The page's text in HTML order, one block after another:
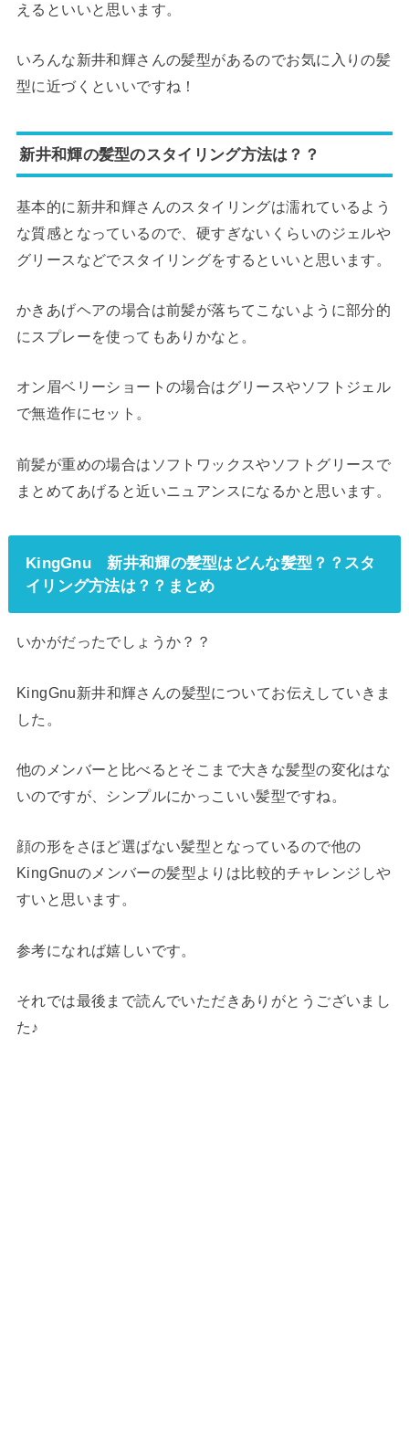
えるといいと思います。
いろんな新井和輝さんの髪型があるのでお気に入りの髪
型に近づくといいですね！
新井和輝の髪型のスタイリング方法は？？
基本的に新井和輝さんのスタイリングは濡れているよう
な質感となっているので、硬すぎないくらいのジェルや
グリースなどでスタイリングをするといいと思います。
かきあげヘアの場合は前髪が落ちてこないように部分的
にスプレーを使ってもありかなと。
オン眉ベリーショートの場合はグリースやソフトジェル
で無造作にセット。
前髪が重めの場合はソフトワックスやソフトグリースで
まとめてあげると近いニュアンスになるかと思います。
KingGnu 新井和輝の髪型はどんな髪型？？スタ
イリング方法は？？まとめ
いかがだったでしょうか？？
KingGnu新井和輝さんの髪型についてお伝えしていきま
した。
他のメンバーと比べるとそこまで大きな髪型の変化はな
いのですが、シンプルにかっこいい髪型ですね。
顔の形をさほど選ばない髪型となっているので他の
KingGnuのメンバーの髪型よりは比較的チャレンジしや
すいと思います。
参考になれば嬉しいです。
それでは最後まで読んでいただきありがとうございまし
た♪